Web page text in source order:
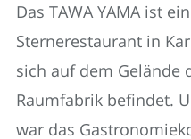
Das TAWA YAMA ist
Sternerestaurant in
sich auf dem Gelände
Raumfabrik befindet.
war das